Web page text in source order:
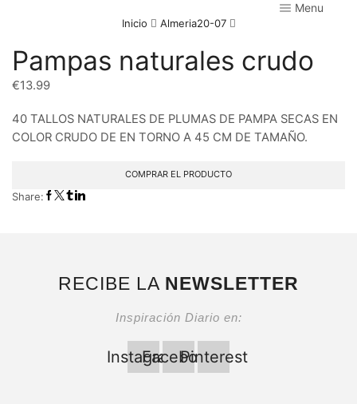
Menu
Inicio Almeria20-07
Pampas naturales crudo
€13.99
40 TALLOS NATURALES DE PLUMAS DE PAMPA SECAS EN
COLOR CRUDO DE EN TORNO A 45 CM DE TAMAÑO.
COMPRAR EL PRODUCTO
Share:
RECIBE LA NEWSLETTER
Inspiración Diario en:
Instagram
Facebook
Pinterest